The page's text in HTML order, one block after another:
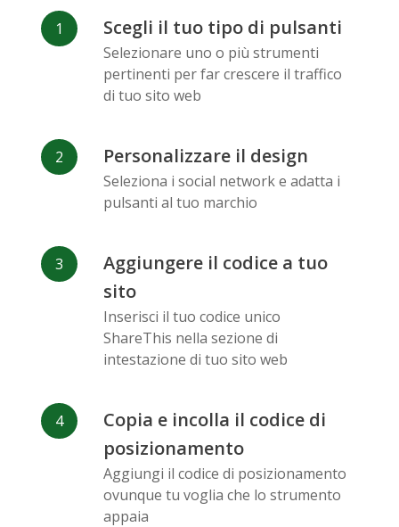
Facebook
Messenger
Odnoklassniki
Sina
Weibo
Vk Blogger
Xing Mail Ru Livejournal
Buffer
Scegli il tuo tipo di pulsanti
Selezionare uno o più strumenti
pertinenti per far crescere il traffico
di tuo sito web
Personalizzare il design
Seleziona i social network e adatta i
pulsanti al tuo marchio
Aggiungere il codice a tuo
sito
Inserisci il tuo codice unico
ShareThis nella sezione di
intestazione di tuo sito web
Copia e incolla il codice di
posizionamento
Aggiungi il codice di posizionamento
ovunque tu voglia che lo strumento
appaia